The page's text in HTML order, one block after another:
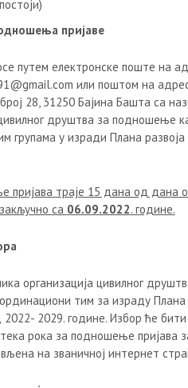
пријаве
путем електронске поште на
или поштом на
28, 31250 Бајина Башта са
друштва за подношење
групама у изради Плана
пријава траје 15 дана од дана
са 06.09.2022. године.
организација цивилног
тим за израду Плана
2029. године. Избор ће
рока за подношење пријава
на званичној интернет